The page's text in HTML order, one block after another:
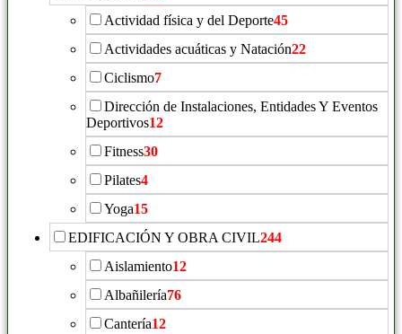
Actividad física y del Deporte45
Actividades acuáticas y Natación22
Ciclismo7
Dirección de Instalaciones, Entidades Y Eventos
Deportivos12
Fitness30
Pilates4
Yoga15
EDIFICACIÓN Y OBRA CIVIL244
Aislamiento12
Albañilería76
Cantería12